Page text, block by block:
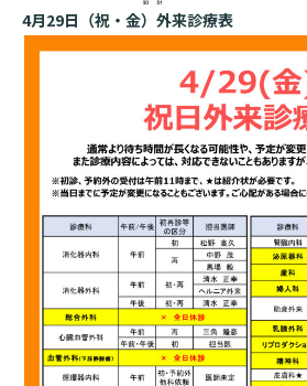
倫理に関する事
厚生労働大臣が定める掲示事項
施設認定
臨床研究に関する情報公開につい
研究・業績
特長
セカンドオピニオンのご案内
入院・面会について
入院が決まったら
入院中の過ごし方
入院のお会計について
ご面会について
ご来院にあたって
医療連携センターについて
患者さんのご紹介方法
医療連携センター長ごあいさつ
医療連携センターのご案内
医療機関様からのよくあるご質問
連携登録医制度
連携登録医療機関一覧
訪問看護指示書について
イベント
病院ボランティア募集
ご寄付のお願い
臨床研究センターのご紹介
クラウドファンディング
4月29日（祝・金）外来診療表